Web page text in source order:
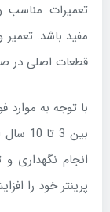
تعمیرات مناسب
مفید باشد.
قطعات اصلی در
با توجه به موارد
بین
انجام نگهداری
پرینتر خود را